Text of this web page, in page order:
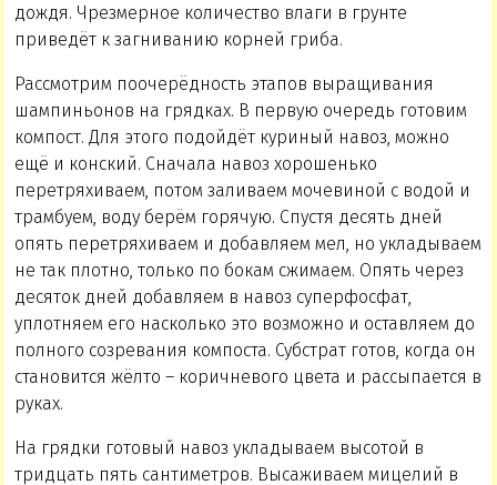
дождя. Чрезмерное количество влаги в грунте
приведёт к загниванию корней гриба.
Рассмотрим поочерёдность этапов выращивания
шампиньонов на грядках. В первую очередь готовим
компост. Для этого подойдёт куриный навоз, можно
ещё и конский. Сначала навоз хорошенько
перетряхиваем, потом заливаем мочевиной с водой и
трамбуем, воду берём горячую. Спустя десять дней
опять перетряхиваем и добавляем мел, но укладываем
не так плотно, только по бокам сжимаем. Опять через
десяток дней добавляем в навоз суперфосфат,
уплотняем его насколько это возможно и оставляем до
полного созревания компоста. Субстрат готов, когда он
становится жёлто – коричневого цвета и рассыпается в
руках.
На грядки готовый навоз укладываем высотой в
тридцать пять сантиметров. Высаживаем мицелий в